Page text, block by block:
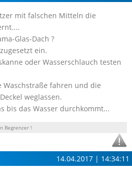
mit falschen Mitteln die
Glas-Dach ?
ein.
oder Wasserschlauch testen
Waschstraße fahren und die
weglassen.
bis das Wasser durchkommt...
Begrenzer !
14.04.2017 | 14:34:11